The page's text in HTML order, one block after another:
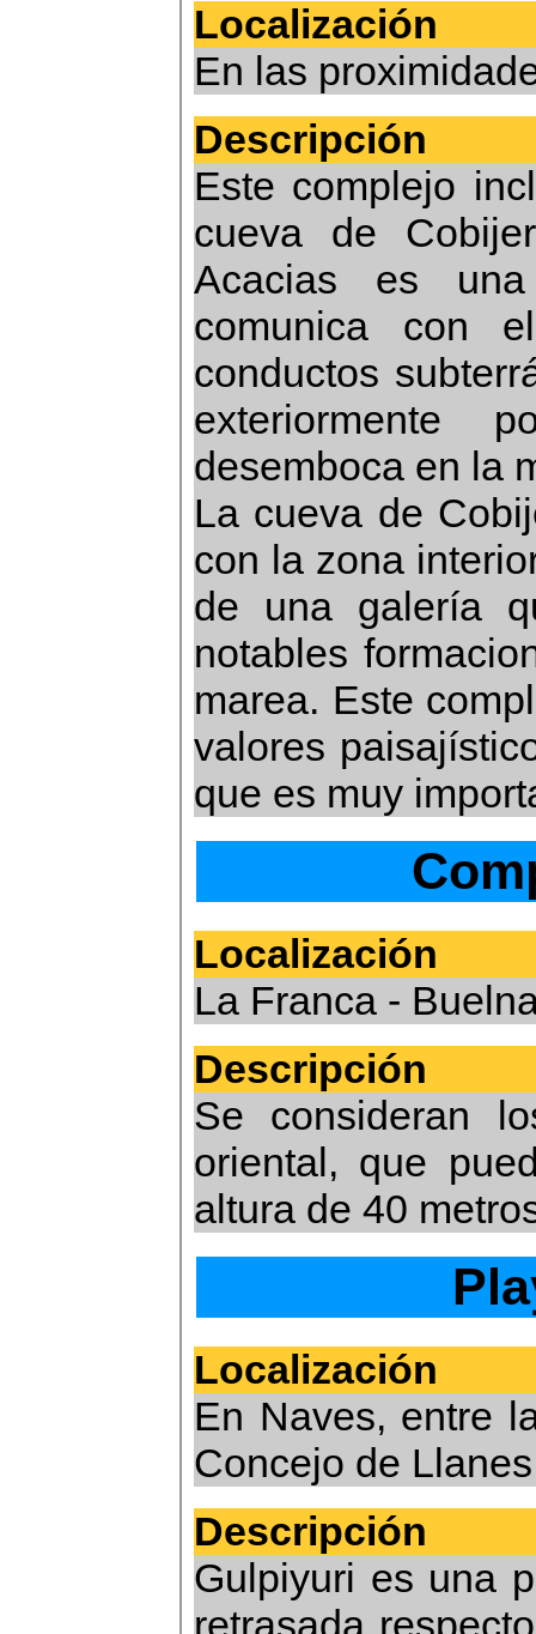
Localización
En las
Descripción
Este complejo
cueva de
Acacias es
comunica con
conductos
exteriormente
desemboca en la
La cueva de
con la zona
de una galería
notables
marea. Este
valores
que es muy
Localización
La Franca -
Descripción
Se consideran
oriental, que
altura de 40
Localización
En Naves, entre
Concejo de
Descripción
Gulpiyuri es una
retrasada